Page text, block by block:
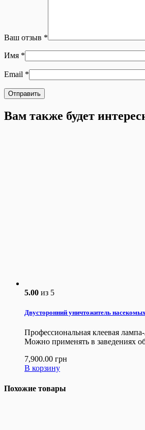
Ваш отзыв *
Имя *
Email *
Вам также будет
5.00 из 5
Двусторонний уничтожитель
Профессиональная клеевая
Можно применять в заведениях
7,900.00 грн
В корзину
Похожие товары